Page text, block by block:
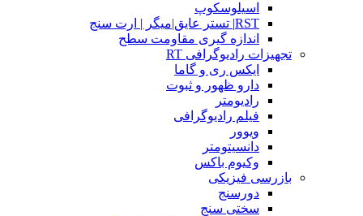
اسیلوسکوپ
RST| تستر عایق|میگر | ارت سنج
اندازه گیری مقاومت سطح
تجهیزات رادیوگرافی RT
ایکس ری و گاما
دارو ظهور و ثبوت
رادیومتر
فیلم رادیوگرافی
ویوور
دانسیتومتر
وکیوم باکس
بازرسی فیزیکی
دورسنج
سختی سنج